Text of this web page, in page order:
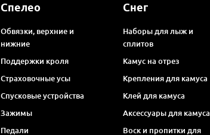
Спелео
Обвязки, верхние и
нижние
Поддержки кроля
Страховочные усы
Спусковые устройства
Зажимы
Педали
Снег
Наборы для лыж и
сплитов
Камус на отрез
Крепления для камуса
Клей для камуса
Аксессуары для камуса
Воск и пропитки для